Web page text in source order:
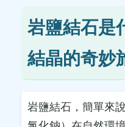
岩鹽結石是
結晶的奇妙
岩鹽結石，簡單來